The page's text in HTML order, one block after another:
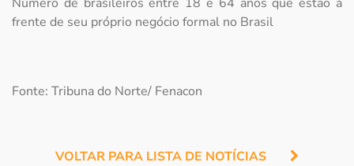
frente de seu próprio negócio formal no Brasil
Fonte: Tribuna do Norte/ Fenacon
VOLTAR PARA LISTA DE NOTÍCIAS